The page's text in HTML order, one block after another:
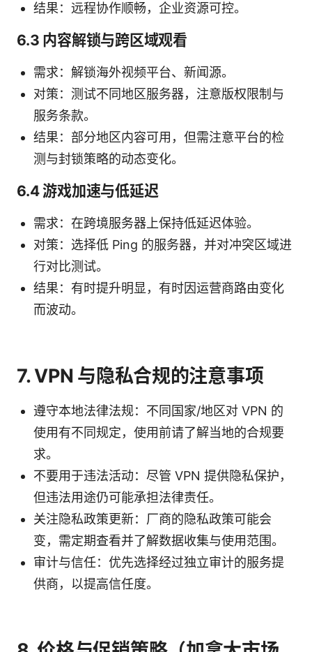
结果：远程协作顺畅，企业资源可控。
6.3 内容解锁与跨区域观看
需求：解锁海外视频平台、新闻源。
对策：测试不同地区服务器，注意版权限制与
服务条款。
结果：部分地区内容可用，但需注意平台的检
测与封锁策略的动态变化。
6.4 游戏加速与低延迟
需求：在跨境服务器上保持低延迟体验。
对策：选择低 Ping 的服务器，并对冲突区域进
行对比测试。
结果：有时提升明显，有时因运营商路由变化
而波动。
7. VPN 与隐私合规的注意事项
遵守本地法律法规：不同国家/地区对 VPN 的
使用有不同规定，使用前请了解当地的合规要
求。
不要用于违法活动：尽管 VPN 提供隐私保护，
但违法用途仍可能承担法律责任。
关注隐私政策更新：厂商的隐私政策可能会
变，需定期查看并了解数据收集与使用范围。
审计与信任：优先选择经过独立审计的服务提
供商，以提高信任度。